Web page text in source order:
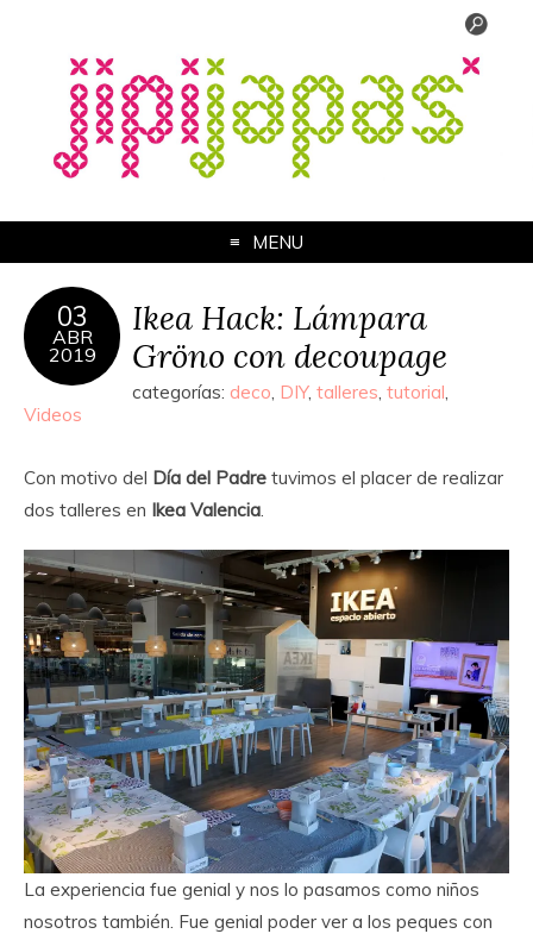
MENU
03
ABR
2019
Ikea Hack: Lámpara
Gröno con decoupage
categorías: deco, DIY, talleres, tutorial,
Videos
Con motivo del Día del Padre tuvimos el placer de realizar
dos talleres en Ikea Valencia.
La experiencia fue genial y nos lo pasamos como niños
nosotros también. Fue genial poder ver a los peques con